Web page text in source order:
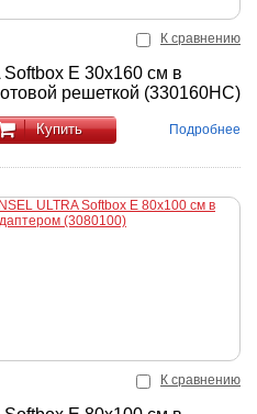
К сравнению
E 30x160 см в
решеткой (330160HC)
Купить Подробнее
К сравнению